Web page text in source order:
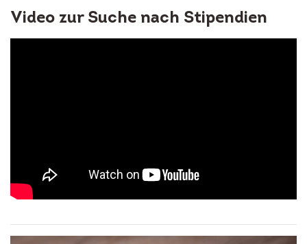
Video zur Suche nach Stipendien